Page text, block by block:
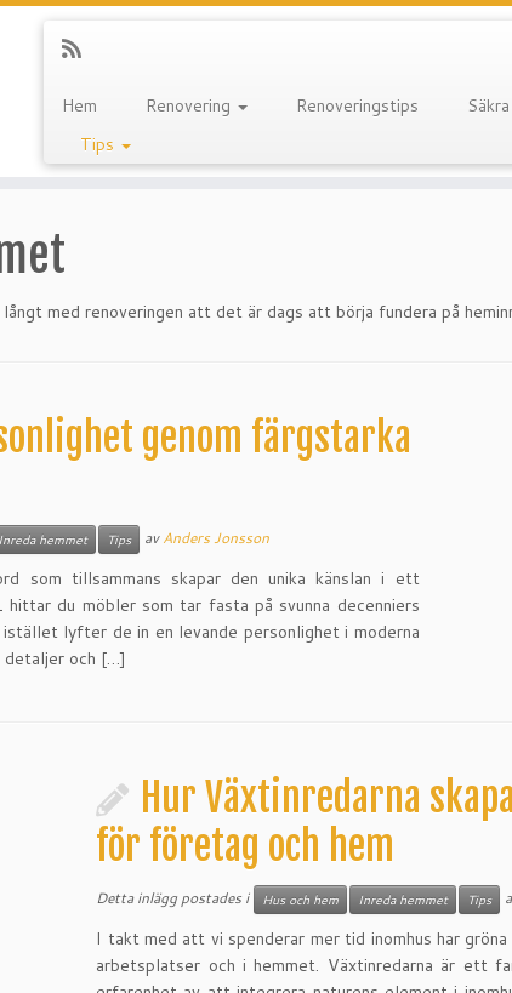
Hem Renovering Renoveringstips
Tips
med renoveringen att det är dags att börja fundera på
genom färgstarka
Inreda hemmet Tips avAnders Jonsson
som tillsammans skapar den unika känslan i ett
hittar du möbler som tar fasta på svunna decenniers
lyfter de in en levande personlighet i moderna
detaljer och […]
Hur Växtinredarna
för företag och hem
Detta inlägg postades i Hus och hem Inreda hemmet Tips
I takt med att vi spenderar mer tid inomhus har
arbetsplatser och i hemmet. Växtinredarna är ett